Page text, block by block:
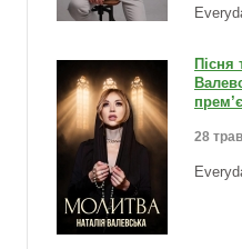
Пісня
28